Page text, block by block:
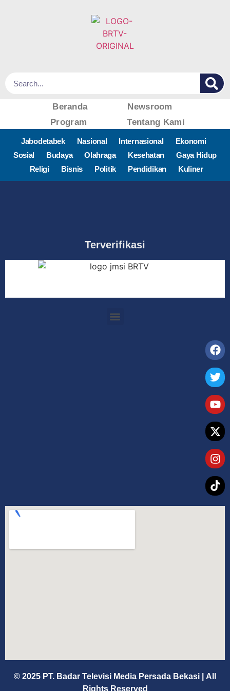
Beranda
Newsroom
Program
Tentang Kami
Jabodetabek Nasional Internasional
Ekonomi
Sosial
Budaya Olahraga Kesehatan
Gaya Hidup
Religi
Bisnis Politik Pendidikan Kuliner
Terverifikasi
© 2025 PT. Badar Televisi Media Persada Bekasi
All
Rights Reserved